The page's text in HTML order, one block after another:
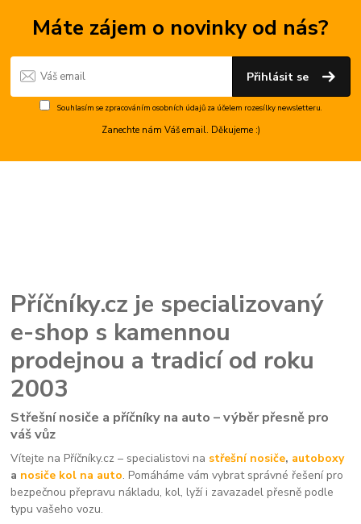
Máte zájem o novinky od nás?
Přihlásit se
Souhlasím se zpracováním osobních údajůza účelem rozesílky newsletteru.
Zanechte nám Váš email. Děkujeme :)
Příčníky.cz je specializovaný
e-shop s kamennou
prodejnou a tradicí od roku
2003
Střešní nosiče a příčníky na auto – výběr přesně pro
váš vůz
Vítejte na Příčníky.cz – specialistovi na střešní nosiče, autoboxy
a nosiče kol na auto. Pomáháme vám vybrat správné řešení pro
bezpečnou přepravu nákladu, kol, lyží i zavazadel přesně podle
typu vašeho vozu.